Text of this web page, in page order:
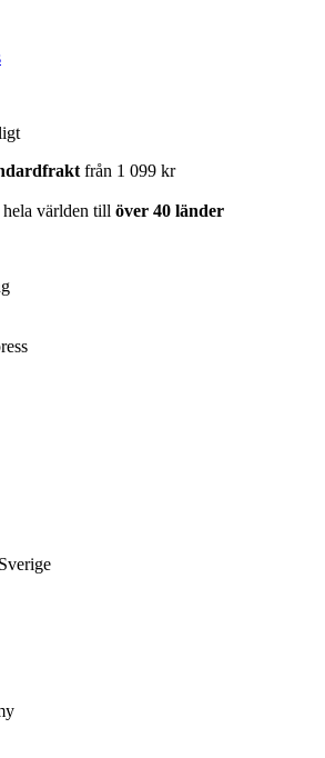
från 1 099 kr
världen till över 40 länder